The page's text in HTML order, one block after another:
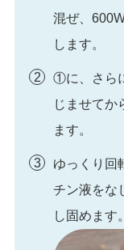
混ぜ、
します。
①に、さら
じませてか
ます。
ゆっくり回
チン液をな
し固めます。